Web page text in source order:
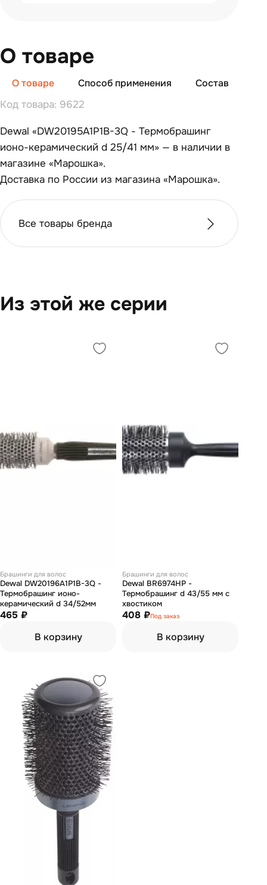
О товаре
О товаре Способ применения Состав
Код товара: 9622
Dewal «DW20195A1P1B-3Q - Термобрашинг
ионо-керамический d 25/41 мм» — в наличии в
магазине «Марошка».
Доставка по России из магазина «Марошка».
Все товары бренда
Из этой же серии
Брашинги для волос
Dewal DW20196A1P1B-3Q -
Термобрашинг ионо-
керамический d 34/52мм
465 ₽
В корзину
Брашинги для волос
Dewal BR6974HP -
Термобрашинг d 43/55 мм с
хвостиком
408 ₽Под заказ
В корзину